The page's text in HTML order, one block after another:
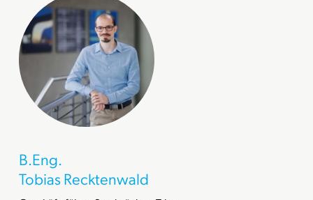
B.Eng.
Tobias Recktenwald